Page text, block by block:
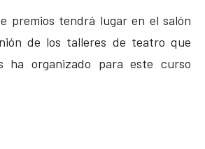
premios tendrá lugar en el salón
de los talleres de teatro que
ha organizado para este curso